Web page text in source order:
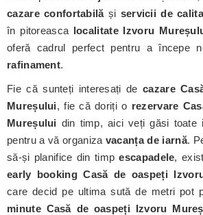
cazare confortabilăși servicii de
în pitoreasca localitate Izvoru
oferă cadrul perfect pentru a începe
rafinament.
Fie că sunteți interesați decazare
Mureșului, fie că doriți o rezervare
Mureșului din timp, aici veți găsi toate
pentru a vă organiza vacanța de iarnă.
să-și planifice din timpescapadele,
early booking Casă de oaspeți
care decid pe ultima sută de metri pot
minute Casă de oaspeți Izvoru